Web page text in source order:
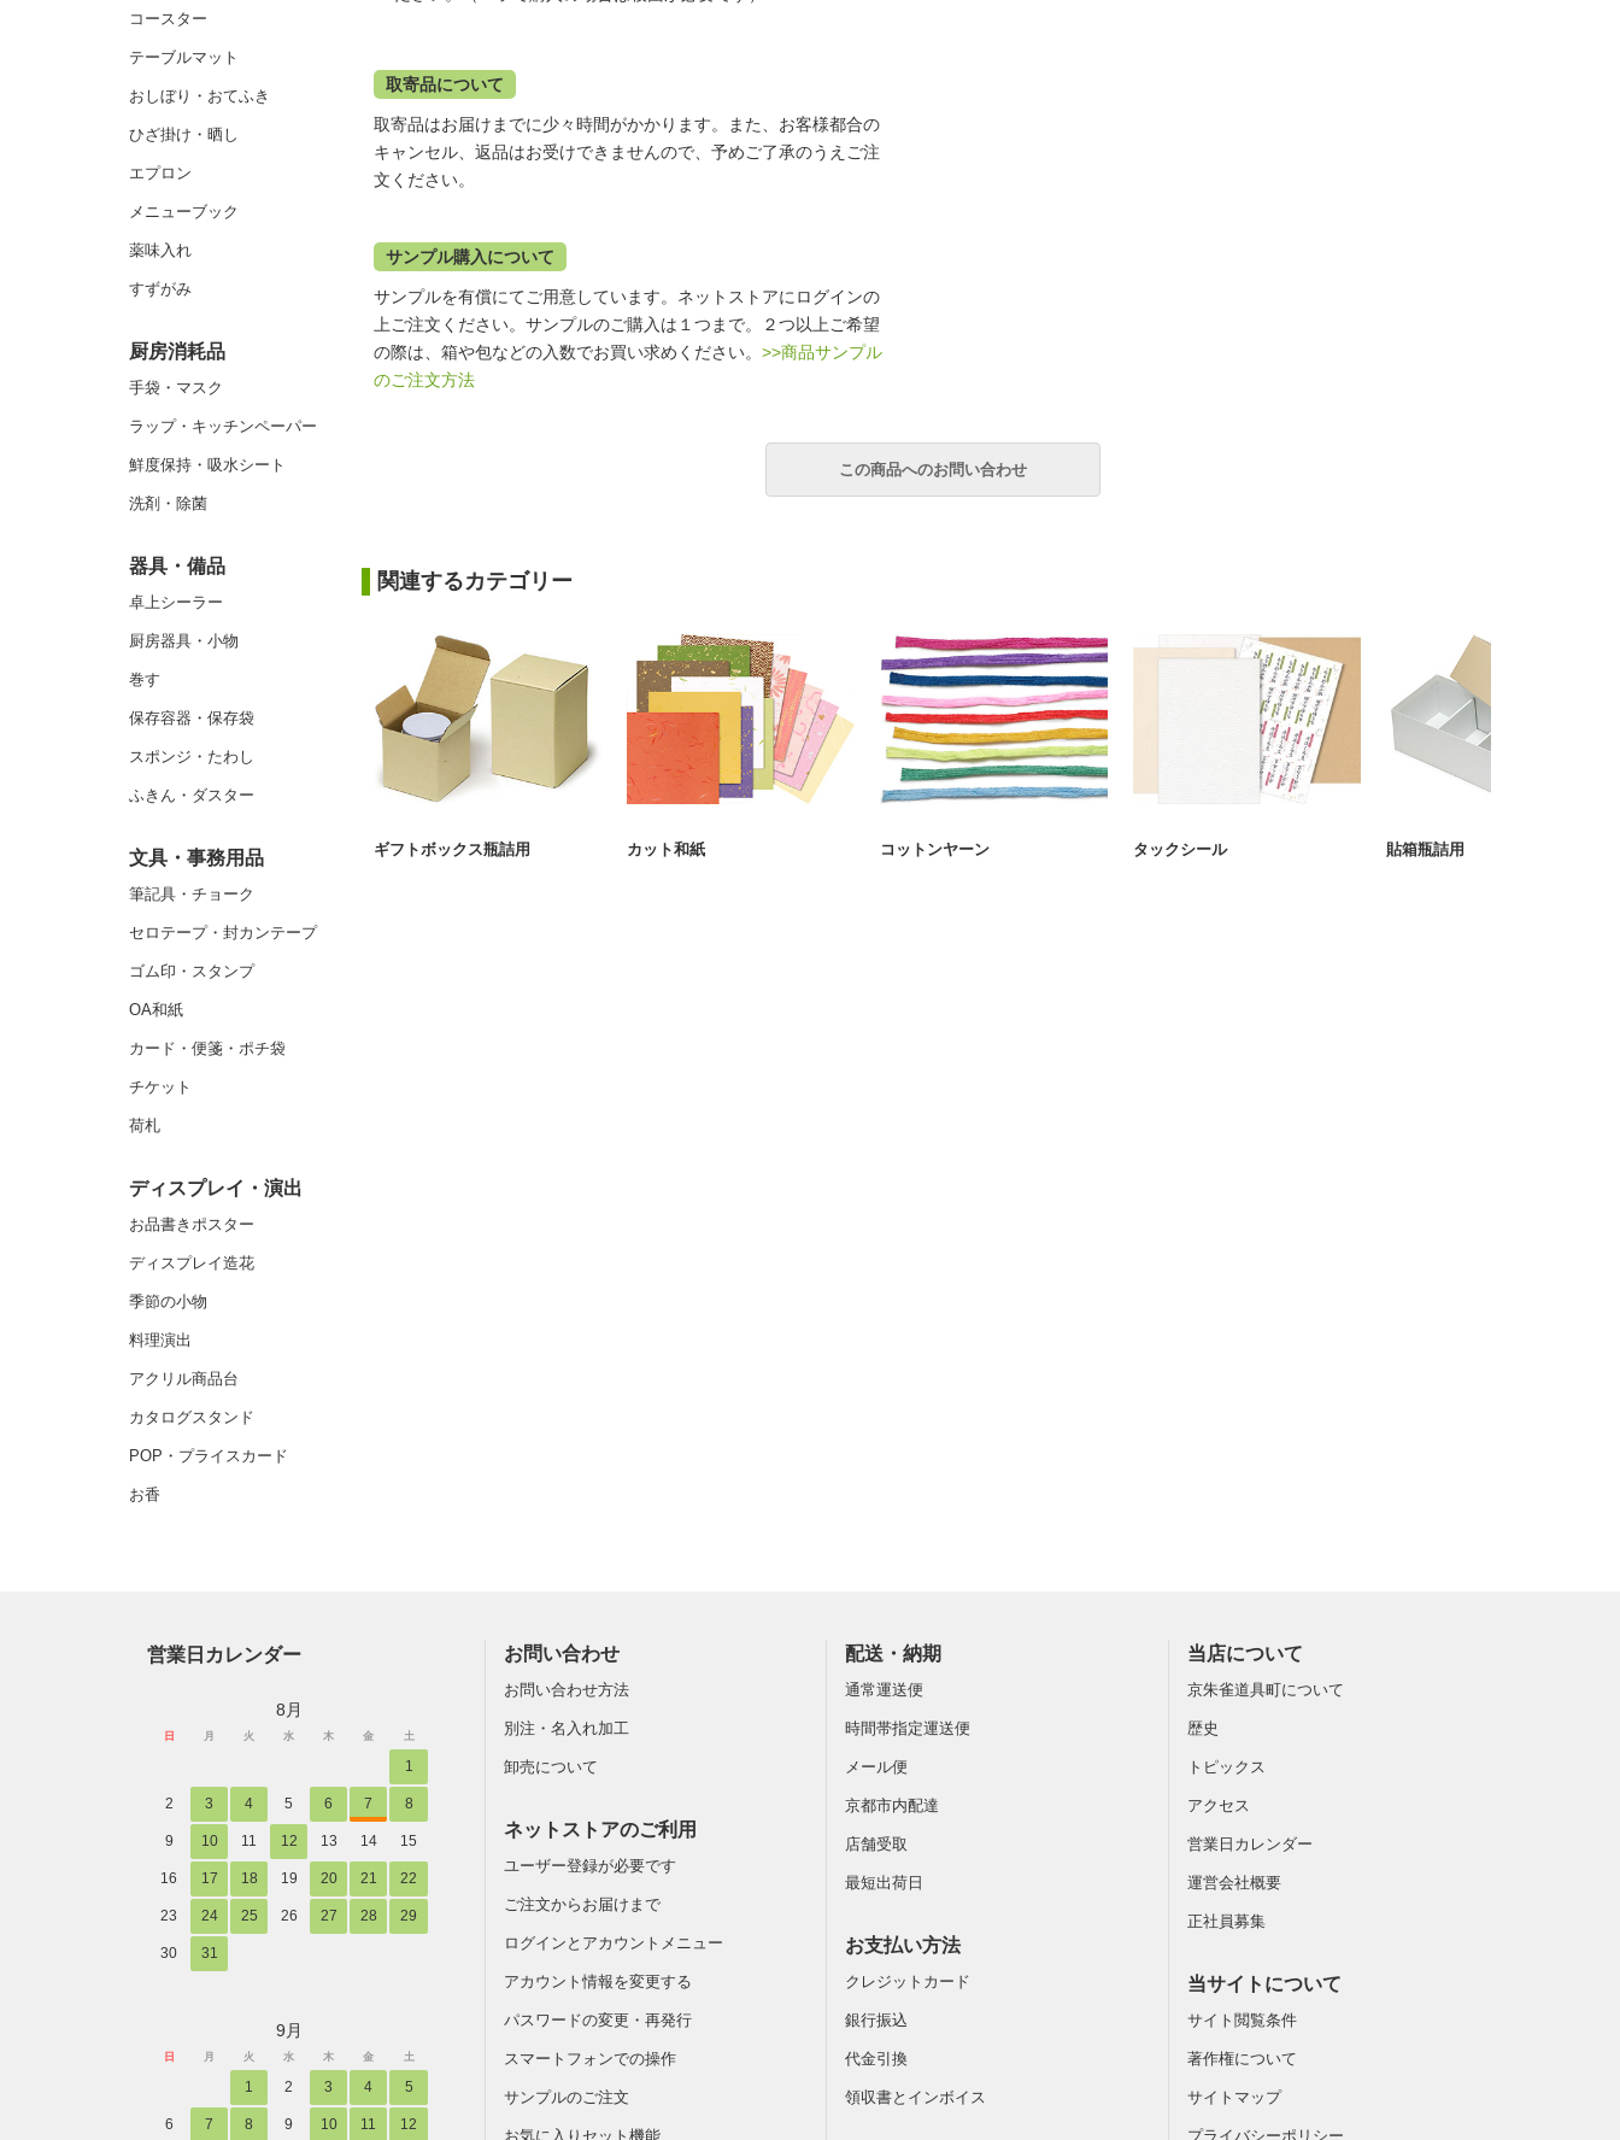
コースター
テーブルマット
おしぼり・おてふき
ひざ掛け・晒し
エプロン
メニューブック
薬味入れ
すずがみ
厨房消耗品
手袋・マスク
ラップ・キッチンペーパー
鮮度保持・吸水シート
洗剤・除菌
器具・備品
卓上シーラー
厨房器具・小物
巻す
保存容器・保存袋
スポンジ・たわし
ふきん・ダスター
文具・事務用品
筆記具・チョーク
セロテープ・封カンテープ
ゴム印・スタンプ
OA和紙
カード・便箋・ポチ袋
チケット
荷札
ディスプレイ・演出
お品書きポスター
ディスプレイ造花
季節の小物
料理演出
アクリル商品台
カタログスタンド
POP・プライスカード
お香
取寄品について
取寄品はお届けまでに少々時間がかかります。また、お客様都合の
キャンセル、返品はお受けできませんので、予めご了承のうえご注
文ください。
サンプル購入について
サンプルを有償にてご用意しています。ネットストアにログインの
上ご注文ください。サンプルのご購入は１つまで。２つ以上ご希望
の際は、箱や包などの入数でお買い求めください。>>商品サンプル
のご注文方法
関連するカテゴリー
ギフトボックス瓶詰用 カット和紙 コットンヤーン タックシール 貼箱瓶詰用
営業日カレンダー
8月
日 月 火 水 木 金 土
1
2 3 4 5 6 7 8
9 10 11 12 13 14 15
16 17 18 19 20 21 22
23 24 25 26 27 28 29
30 31
9月
日 月 火 水 木 金 土
1 2 3 4 5
6 7 8 9 10 11 12
お問い合わせ
お問い合わせ方法
別注・名入れ加工
卸売について
ネットストアのご利用
ユーザー登録が必要です
ご注文からお届けまで
ログインとアカウントメニュー
アカウント情報を変更する
パスワードの変更・再発行
スマートフォンでの操作
サンプルのご注文
お気に入りセット機能
配送・納期
通常運送便
時間帯指定運送便
メール便
京都市内配達
店舗受取
最短出荷日
お支払い方法
クレジットカード
銀行振込
代金引換
領収書とインボイス
当店について
京朱雀道具町について
歴史
トピックス
アクセス
営業日カレンダー
運営会社概要
正社員募集
当サイトについて
サイト閲覧条件
著作権について
サイトマップ
プライバシーポリシー